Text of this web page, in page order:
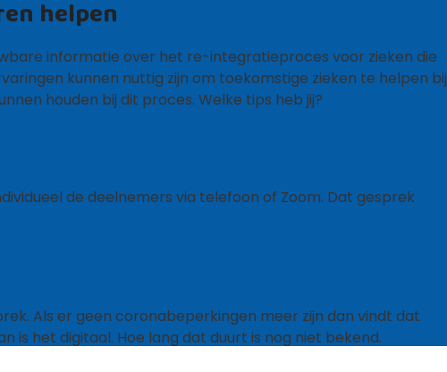
helpen
informatie over het re-integratieproces voor zieken die
kunnen nuttig zijn om toekomstige zieken te helpen bij
houden bij dit proces. Welke tips heb jij?
de deelnemers via telefoon of Zoom. Dat gesprek
Als er geen coronabeperkingen meer zijn dan vindt dat
is het digitaal. Hoe lang dat duurt is nog niet bekend.